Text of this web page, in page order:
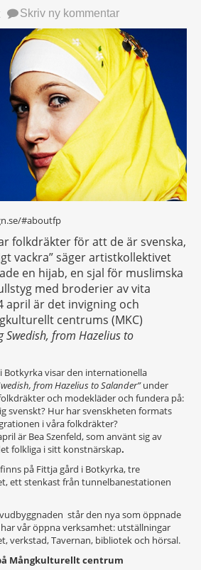
Skriv ny kommentar
#aboutfp
folkdräkter för att de är svenska,
vackra” säger artistkollektivet
en hijab, en sjal för muslimska
med broderier av vita
april är det invigning och
centrums (MKC)
Swedish, from Hazelius to
visar den internationella
from Hazelius to Salander”under
och modekläder och fundera på:
svenskt? Hur har svenskheten formats
i våra folkdräkter?
är Bea Szenfeld, som använt sig av
folkliga i sitt konstnärskap.
på Fittja gård i Botkyrka, tre
ett stenkast från tunnelbanestationen
står den nya som öppnade
vår öppna verksamhet: utställningar
verkstad, Tavernan, bibliotek och hörsal.
Mångkulturellt centrum